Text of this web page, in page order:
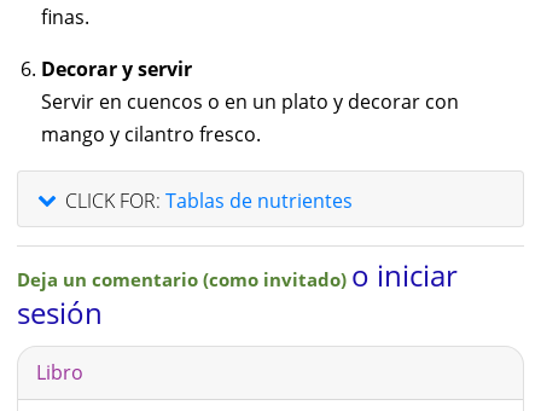
finas.
Decorar y servir
Servir en cuencos o en un plato y decorar con
mango y cilantro fresco.
CLICK FOR: Tablas de nutrientes
Deja un comentario (como invitado) o iniciar
sesión
Libro